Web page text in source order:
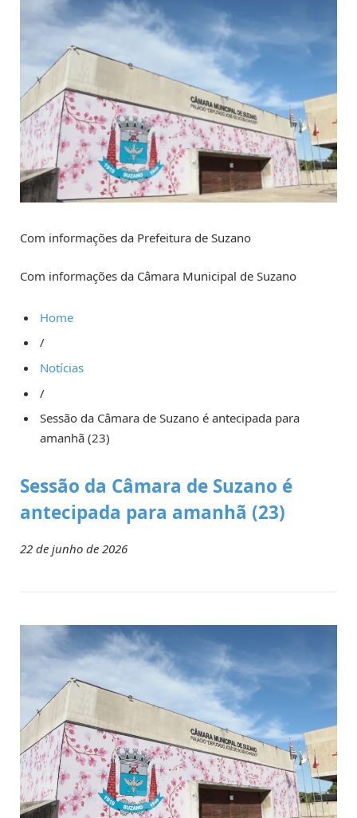
Com informações da Prefeitura de Suzano
Com informações da Câmara Municipal de Suzano
Home
/
Notícias
/
Sessão da Câmara de Suzano é antecipada para
amanhã (23)
Sessão da Câmara de Suzano é
antecipada para amanhã (23)
22 de junho de 2026